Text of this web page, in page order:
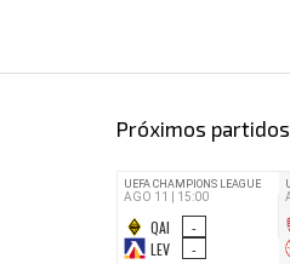
Próximos partidos